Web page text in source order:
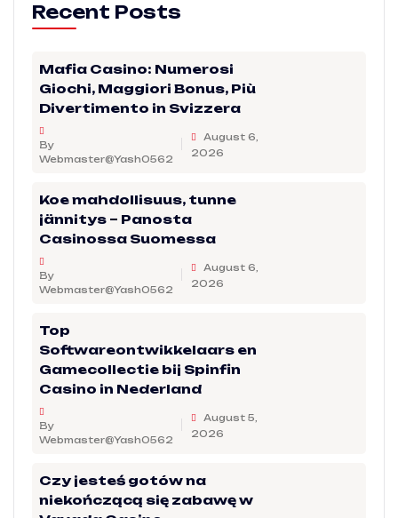
Recent Posts
Mafia Casino: Numerosi
Giochi, Maggiori Bonus, Più
Divertimento in Svizzera
By
Webmaster@Yash0562
August 6,
2026
Koe mahdollisuus, tunne
jännitys – Panosta
Casinossa Suomessa
By
Webmaster@Yash0562
August 6,
2026
Top
Softwareontwikkelaars en
Gamecollectie bij Spinfin
Casino in Nederland
By
Webmaster@Yash0562
August 5,
2026
Czy jesteś gotów na
niekończącą się zabawę w